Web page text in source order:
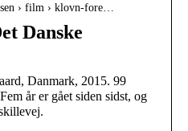
› film › klovn-fore…
Danske
Danmark, 2015. 99
år er gået siden sidst, og